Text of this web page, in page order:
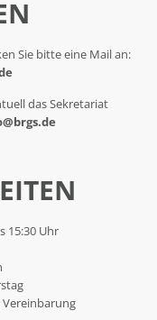
Sie bitte eine Mail an:
das Sekretariat
15:30 Uhr
Vereinbarung